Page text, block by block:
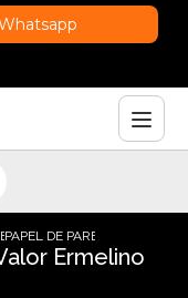
INFANTIL
PAPEL DE PAREDE
Ermelino